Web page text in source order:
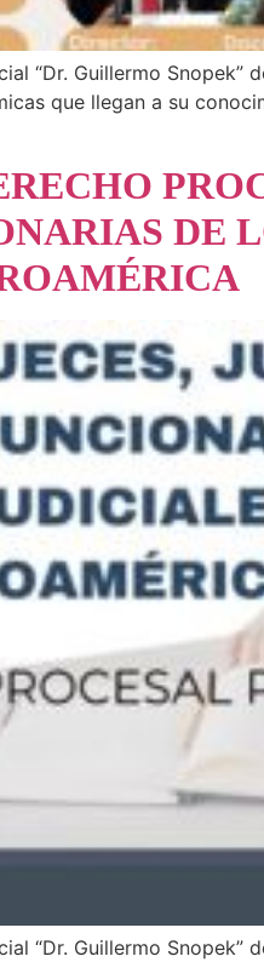
“Dr. Guillermo Snopek”
que llegan a su
DE
“Dr. Guillermo Snopek”